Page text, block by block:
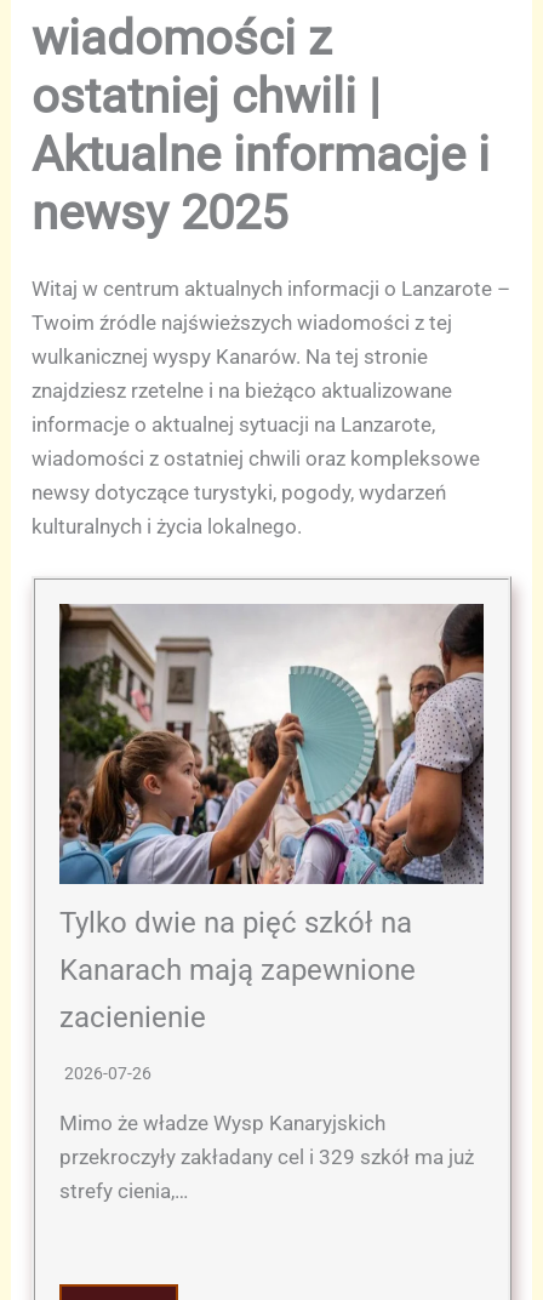
wiadomości z
ostatniej chwili |
Aktualne informacje i
newsy 2025
Witaj w centrum aktualnych informacji o Lanzarote –
Twoim źródle najświeższych wiadomości z tej
wulkanicznej wyspy Kanarów. Na tej stronie
znajdziesz rzetelne i na bieżąco aktualizowane
informacje o aktualnej sytuacji na Lanzarote,
wiadomości z ostatniej chwili oraz kompleksowe
newsy dotyczące turystyki, pogody, wydarzeń
kulturalnych i życia lokalnego.
Tylko dwie na pięć szkół na
Kanarach mają zapewnione
zacienienie
2026-07-26
Mimo że władze Wysp Kanaryjskich
przekroczyły zakładany cel i 329 szkół ma już
strefy cienia,…